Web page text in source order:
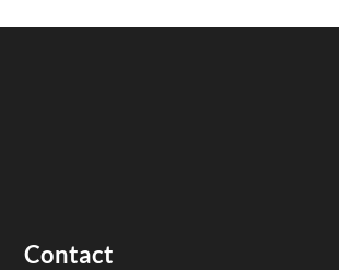
Contact